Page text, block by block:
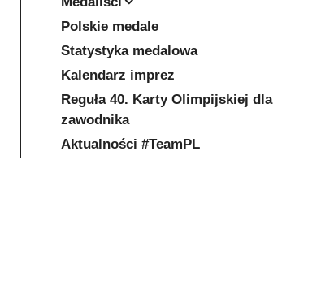
Polskie medale
Statystyka medalowa
Kalendarz imprez
Reguła 40. Karty Olimpijskiej dla
zawodnika
Aktualności #TeamPL